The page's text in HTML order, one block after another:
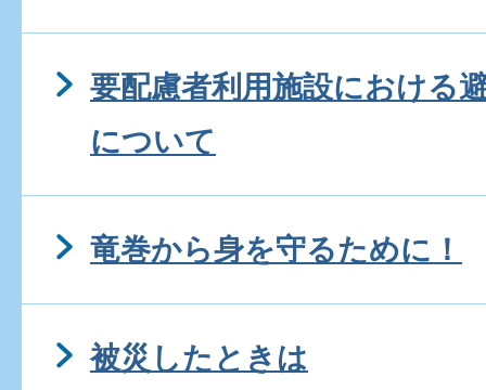
要配慮者利用施設における
について
竜巻から身を守るために！
被災したときは